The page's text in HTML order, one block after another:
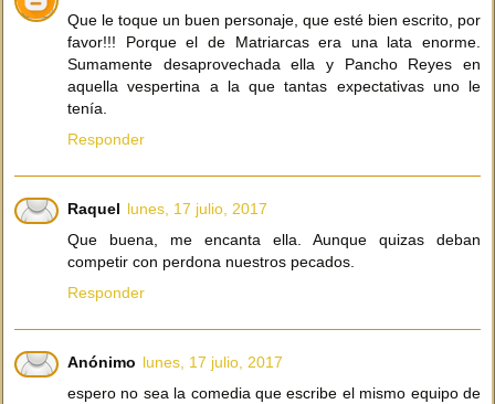
Que le toque un buen personaje, que esté bien escrito, por
favor!!! Porque el de Matriarcas era una lata enorme.
Sumamente desaprovechada ella y Pancho Reyes en
aquella vespertina a la que tantas expectativas uno le
tenía.
Responder
Raquel lunes, 17 julio, 2017
Que buena, me encanta ella. Aunque quizas deban
competir con perdona nuestros pecados.
Responder
Anónimo lunes, 17 julio, 2017
espero no sea la comedia que escribe el mismo equipo de